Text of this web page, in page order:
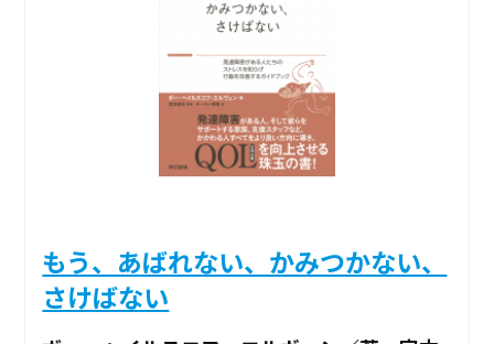
もう、あばれない、かみつかない、
さけばない